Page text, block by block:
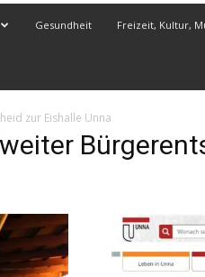
Gesundheit Freizeit, Kultur,
zur Eishalle Unna